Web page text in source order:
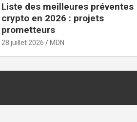
Liste des meilleures préventes
crypto en 2026 : projets
prometteurs
28 juillet 2026 MDN